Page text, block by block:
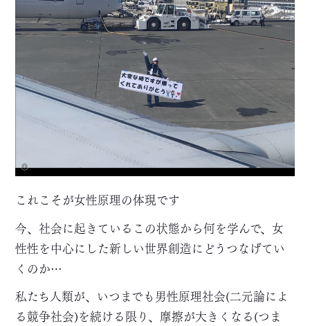
これこそが女性原理の体現です
今、社会に起きているこの状態から何を学んで、女
性性を中心にした新しい世界創造にどうつなげてい
くのか…
私たち人類が、いつまでも男性原理社会(二元論によ
る競争社会)を続ける限り、摩擦が大きくなる(つま